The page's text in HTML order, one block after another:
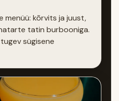
menüü: kõrvits ja juust,
tatin burbooniga.
sügisene